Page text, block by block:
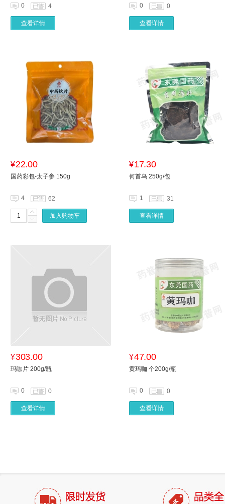
0 4
查看详情
0 0
查看详情
¥22.00
国药彩包-太子参 150g
4 62
加入购物车
¥17.30
何首乌 250g/包
1 31
查看详情
¥303.00
玛咖片 200g/瓶
0 0
查看详情
¥47.00
黄玛咖 个200g/瓶
0 0
查看详情